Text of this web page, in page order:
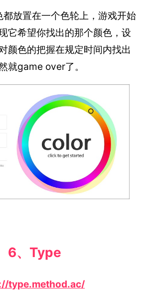
放置在一个色轮上，游戏开始
它希望你找出的那个颜色，设
颜色的把握在规定时间内找出
就game over了。
6、Type
type.method.ac/